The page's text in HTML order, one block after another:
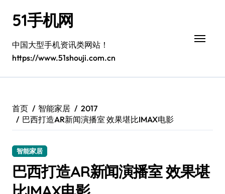
51手机网
中国大型手机资讯类网站！
https://www.51shouji.com.cn
首页 智能家居
2017
巴西打造AR新闻演播室 效果堪比IMAX电影
智能家居
巴西打造AR新闻演播室 效果堪